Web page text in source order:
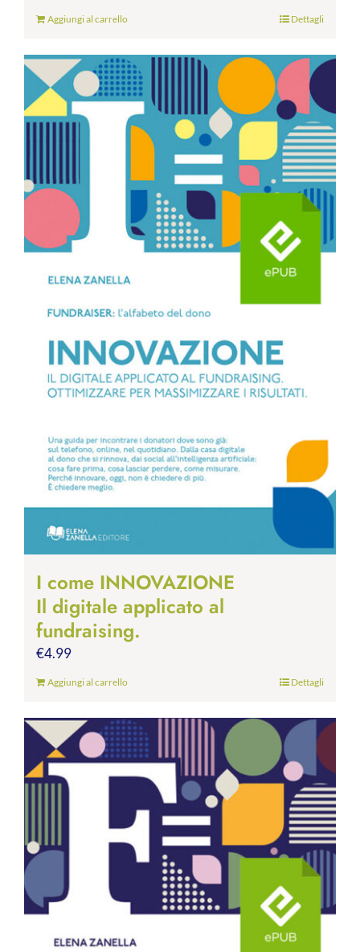
Aggiungi al carrello Dettagli
I come INNOVAZIONE
Il digitale applicato al
fundraising.
€4.99
Aggiungi al carrello Dettagli